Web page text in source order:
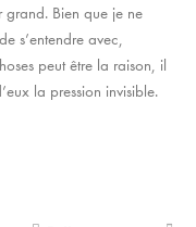
grand. Bien que je ne
s’entendre avec,
peut être la raison, il
la pression invisible.